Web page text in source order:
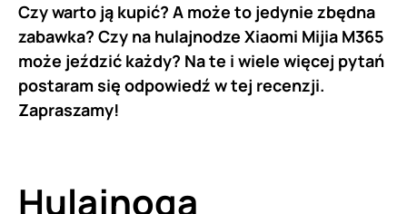
Czy warto ją kupić? A może to jedynie zbędna
zabawka? Czy na hulajnodze Xiaomi Mijia M365
może jeździć każdy? Na te i wiele więcej pytań
postaram się odpowiedź w tej recenzji.
Zapraszamy!
Hulajnoga